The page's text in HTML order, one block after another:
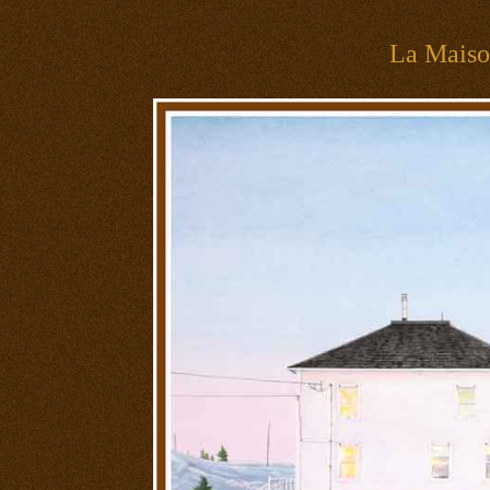
La